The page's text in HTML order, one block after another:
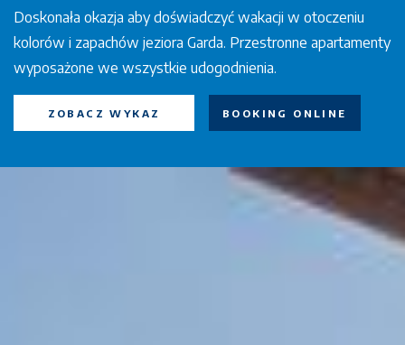
Doskonała okazja aby doświadczyć wakacji w otoczeniu
kolorów i zapachów jeziora Garda. Przestronne apartamenty
wyposażone we wszystkie udogodnienia.
ZOBACZ WYKAZ BOOKING ONLINE